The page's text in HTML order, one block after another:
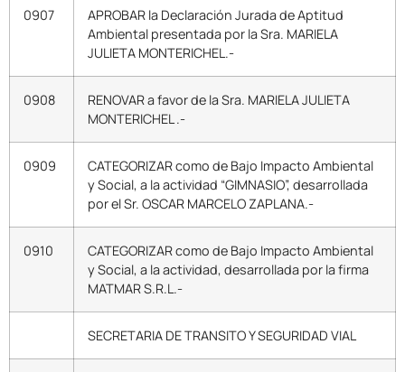
0907
APROBAR la Declaración Jurada de Aptitud
Ambiental presentada por la Sra. MARIELA
JULIETA MONTERICHEL.-
0908
RENOVAR a favor de la Sra. MARIELA JULIETA
MONTERICHEL .-
0909
CATEGORIZAR como de Bajo Impacto Ambiental
y Social, a la actividad “GIMNASIO”, desarrollada
por el Sr. OSCAR MARCELO ZAPLANA.-
0910
CATEGORIZAR como de Bajo Impacto Ambiental
y Social, a la actividad, desarrollada por la firma
MATMAR S.R.L.-
SECRETARIA DE TRANSITO Y SEGURIDAD VIAL